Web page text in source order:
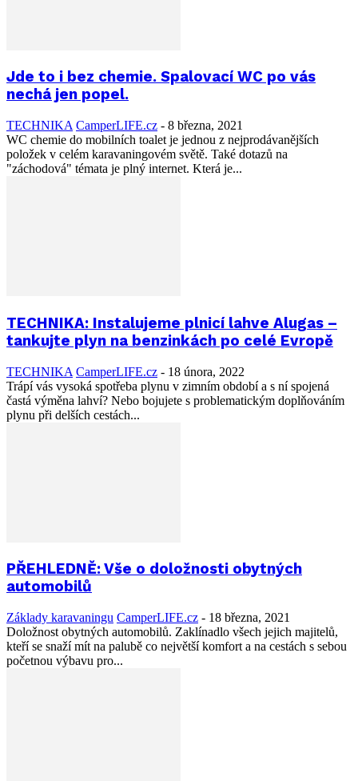
Jde to i bez chemie. Spalovací WC po vás
nechá jen popel.
TECHNIKA CamperLIFE.cz - 8 března, 2021
WC chemie do mobilních toalet je jednou z nejprodávanějších
položek v celém karavaningovém světě. Také dotazů na
"záchodová" témata je plný internet. Která je...
TECHNIKA: Instalujeme plnicí lahve Alugas –
tankujte plyn na benzinkách po celé Evropě
TECHNIKA CamperLIFE.cz - 18 února, 2022
Trápí vás vysoká spotřeba plynu v zimním období a s ní spojená
častá výměna lahví? Nebo bojujete s problematickým doplňováním
plynu při delších cestách...
PŘEHLEDNĚ: Vše o doložnosti obytných
automobilů
Základy karavaningu CamperLIFE.cz - 18 března, 2021
Doložnost obytných automobilů. Zaklínadlo všech jejich majitelů,
kteří se snaží mít na palubě co největší komfort a na cestách s sebou
početnou výbavu pro...